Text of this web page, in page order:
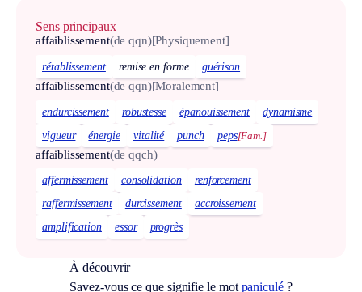
Sens principaux
affaiblissement(de qqn)[Physiquement]
rétablissement remise en forme guérison
affaiblissement(de qqn)[Moralement]
endurcissement robustesse épanouissement
dynamisme
vigueur
énergie vitalité punch peps[Fam.]
affaiblissement(de qqch)
affermissement consolidation
renforcement
raffermissement
durcissement
accroissement
amplification
essor progrès
À découvrir
Savez-vous ce que signifie le mot paniculé?